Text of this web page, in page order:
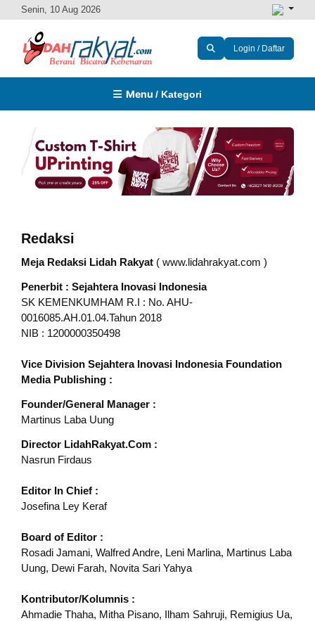
Senin, 10 Aug 2026
Login / Daftar
Menu / Kategori
Redaksi
Meja Redaksi Lidah Rakyat ( www.lidahrakyat.com )
Penerbit : Sejahtera Inovasi Indonesia
SK KEMENKUMHAM R.I : No. AHU-
0016085.AH.01.04.Tahun 2018
NIB : 1200000350498
Vice Division Sejahtera Inovasi Indonesia Foundation
Media Publishing :
Founder/General Manager :
Martinus Laba Uung
Director LidahRakyat.Com :
Nasrun Firdaus
Editor In Chief :
Josefina Ley Keraf
Board of Editor :
Rosadi Jamani, Walfred Andre, Leni Marlina, Martinus Laba
Uung, Dewi Farah, Novita Sari Yahya
Kontributor/Kolumnis :
Ahmadie Thaha, Mitha Pisano, Ilham Sahruji, Remigius Ua,